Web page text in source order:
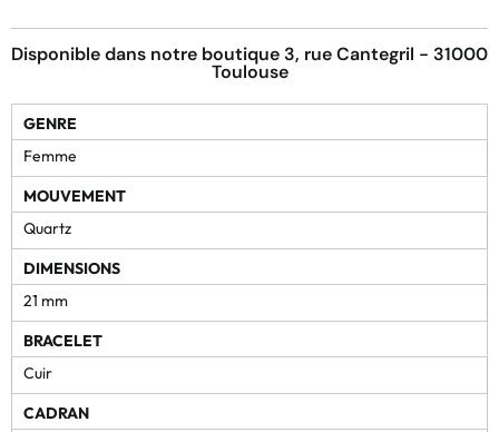
Disponible dans notre boutique 3, rue Cantegril - 31000
Toulouse
GENRE
Femme
MOUVEMENT
Quartz
DIMENSIONS
21 mm
BRACELET
Cuir
CADRAN